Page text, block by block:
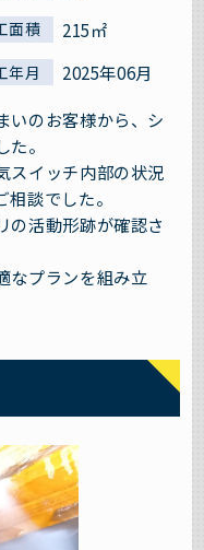
面積 215㎡
年月
2025年06月
いのお客様から、シ
。
スイッチ内部の状況
談でした。
の活動形跡が確認さ
なプランを組み立